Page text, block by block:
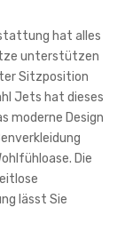
hat alles
unterstützen
Sitzposition
Jets hat dieses
moderne Design
Die
lässt Sie